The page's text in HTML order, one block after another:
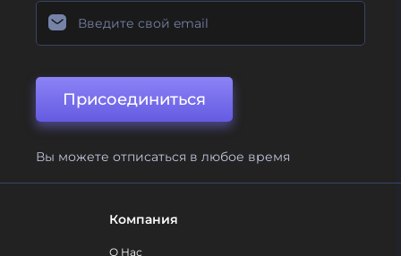
Присоединиться
Вы можете отписаться в любое время
Компания
О Нас